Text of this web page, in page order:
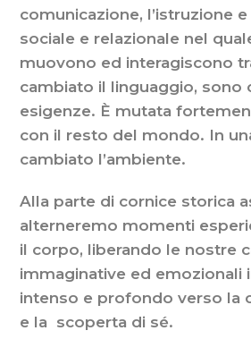
comunicazione, l’istruzione
sociale e relazionale nel
muovono ed interagiscono
cambiato il linguaggio, sono
esigenze. È mutata
con il resto del mondo. In
cambiato l’ambiente.
Alla parte di cornice storica
alterneremo momenti
il corpo, liberando le nostre
immaginative ed emozionali
intenso e profondo verso la
e la scoperta di sé.